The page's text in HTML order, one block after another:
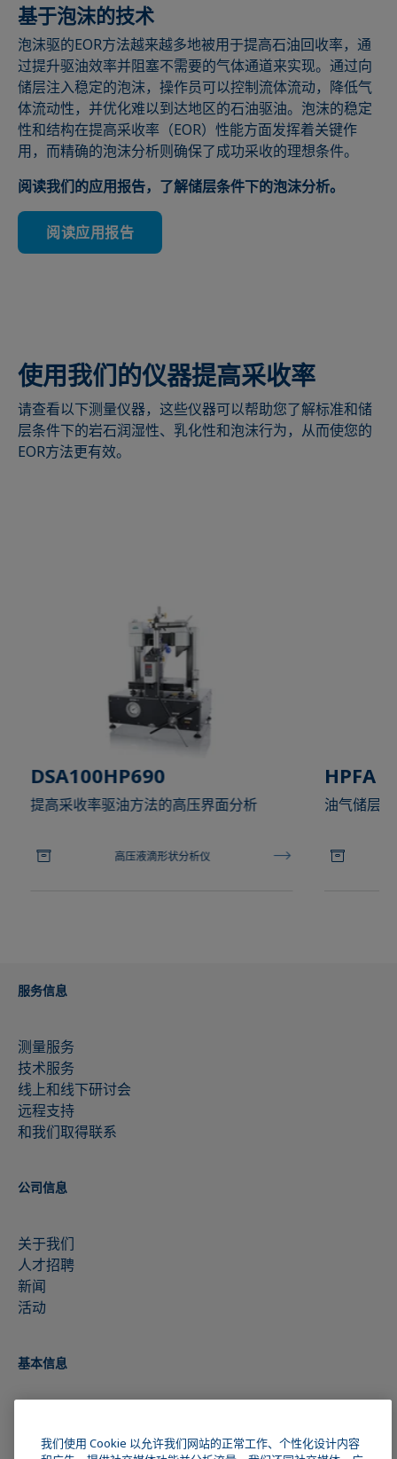
基于泡沫的技术
泡沫驱的EOR方法越来越多地被用于提高石油回收率，通
过提升驱油效率并阻塞不需要的气体通道来实现。通过向
储层注入稳定的泡沫，操作员可以控制流体流动，降低气
体流动性，并优化难以到达地区的石油驱油。泡沫的稳定
性和结构在提高采收率（EOR）性能方面发挥着关键作
用，而精确的泡沫分析则确保了成功采收的理想条件。
阅读我们的应用报告，了解储层条件下的泡沫分析。
阅读应用报告
使用我们的仪器提高采收率
请查看以下测量仪器，这些仪器可以帮助您了解标准和储
层条件下的岩石润湿性、乳化性和泡沫行为，从而使您的
EOR方法更有效。
DSA100HP690
提高采收率驱油方法的高压界面分析
高压液滴形状分析仪
HPFA
油气储层
服务信息
测量服务
技术服务
线上和线下研讨会
远程支持
和我们取得联系
公司信息
关于我们
人才招聘
新闻
活动
基本信息
数据隐私声明
我们使用 Cookie 以允许我们网站的正常工作、个性化设计内容